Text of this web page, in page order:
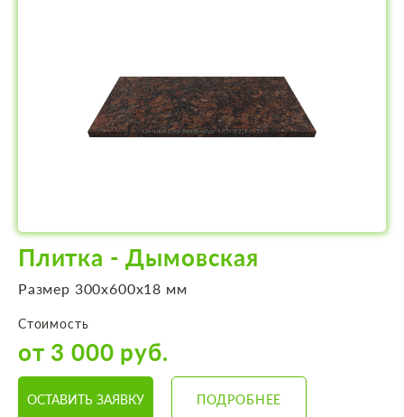
Плитка - Дымовская
Размер 300х600х18 мм
Стоимость
от 3 000 руб.
ОСТАВИТЬ ЗАЯВКУ ПОДРОБНЕЕ